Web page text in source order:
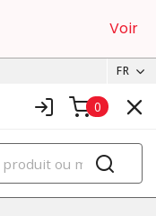
Voir
FR
0